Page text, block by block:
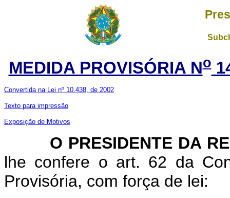
MEDIDA PROVISÓRIA No
Convertida na Lei nº 10.438, de 2002
Texto para impressão
Exposição de Motivos
O PRESIDENTE DA
lhe confere o art. 62 da
Provisória, com força de lei: